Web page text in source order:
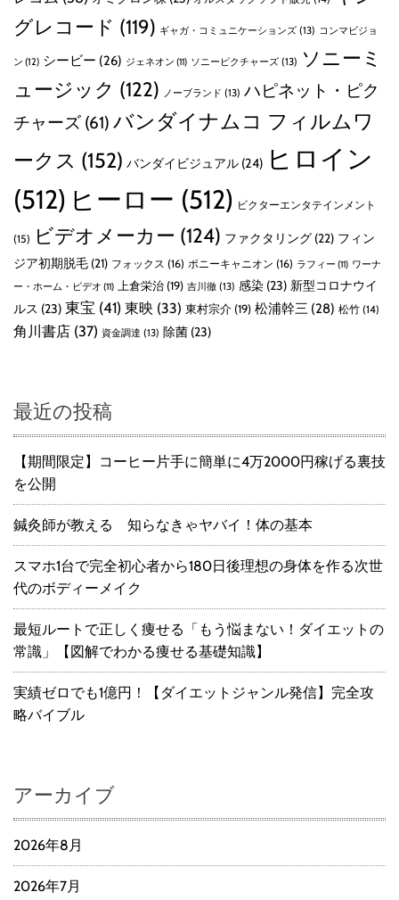
グレコード (119) ギャガ・コミュニケーションズ (13) コンマビジョ
ン (12) シービー (26) ジェネオン (11) ソニーピクチャーズ (13) ソニーミ
ュージック (122) ノーブランド (13) ハピネット・ピク
チャーズ (61) バンダイナムコ フィルムワ
ークス (152) バンダイビジュアル (24) ヒロイン
(512) ヒーロー (512) ビクターエンタテインメント
(15) ビデオメーカー (124) ファクタリング (22) フィン
ジア初期脱毛 (21) フォックス (16) ポニーキャニオン (16) ラフィー (11) ワーナ
ー・ホーム・ビデオ (11) 上倉栄治 (19) 吉川徹 (13) 感染 (23) 新型コロナウイ
ルス (23) 東宝 (41) 東映 (33) 東村宗介 (19) 松浦幹三 (28) 松竹 (14)
角川書店 (37) 資金調達 (13) 除菌 (23)
最近の投稿
【期間限定】コーヒー片手に簡単に4万2000円稼げる裏技
を公開
鍼灸師が教える 知らなきゃヤバイ！体の基本
スマホ1台で完全初心者から180日後理想の身体を作る次世
代のボディーメイク
最短ルートで正しく痩せる「もう悩まない！ダイエットの
常識」【図解でわかる痩せる基礎知識】
実績ゼロでも1億円！【ダイエットジャンル発信】完全攻
略バイブル
アーカイブ
2026年8月
2026年7月